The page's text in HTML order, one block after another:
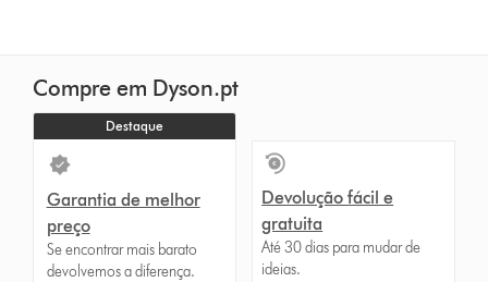
Compre em Dyson.pt
Destaque
Garantia de melhor
preço
Se encontrar mais barato
devolvemos a diferença.
Devolução fácil e
gratuita
Até 30 dias para mudar de
ideias.